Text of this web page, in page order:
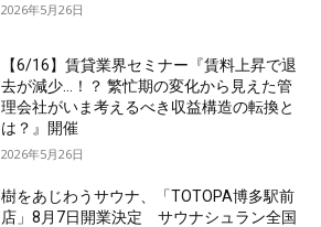
2026年5月26日
【6/16】賃貸業界セミナー『賃料上昇で退
去が減少…！？ 繁忙期の変化から見えた管
理会社がいま考えるべき収益構造の転換と
は？』開催
2026年5月26日
樹をあじわうサウナ、「TOTOPA博多駅前
店」8月7日開業決定 サウナシュラン全国